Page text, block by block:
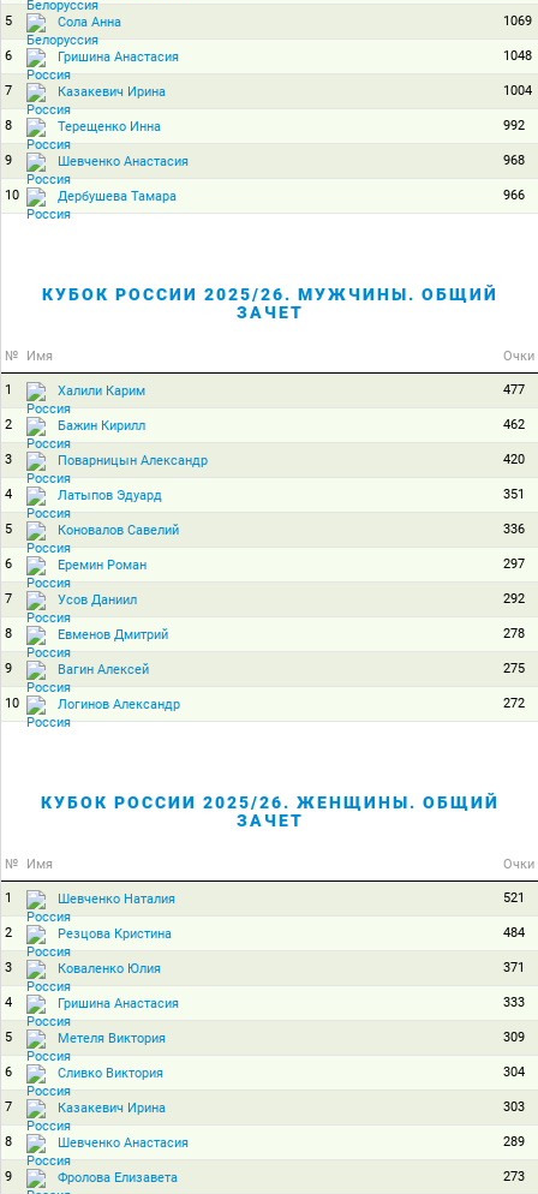
5 Сола Анна 1069
6 Гришина Анастасия 1048
7 Казакевич Ирина 1004
8 Терещенко Инна 992
9 Шевченко Анастасия 968
10 Дербушева Тамара 966
КУБОК РОССИИ 2025/26. МУЖЧИНЫ. ОБЩИЙ
ЗАЧЕТ
№ Имя Очки
1 Халили Карим 477
2 Бажин Кирилл 462
3 Поварницын Александр 420
4 Латыпов Эдуард 351
5 Коновалов Савелий 336
6 Еремин Роман 297
7 Усов Даниил 292
8 Евменов Дмитрий 278
9 Вагин Алексей 275
10 Логинов Александр 272
КУБОК РОССИИ 2025/26. ЖЕНЩИНЫ. ОБЩИЙ
ЗАЧЕТ
№ Имя Очки
1 Шевченко Наталия 521
2 Резцова Кристина 484
3 Коваленко Юлия 371
4 Гришина Анастасия 333
5 Метеля Виктория 309
6 Сливко Виктория 304
7 Казакевич Ирина 303
8 Шевченко Анастасия 289
9 Фролова Елизавета 273